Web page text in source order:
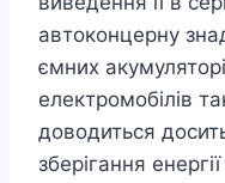
автоконцерну
ємних
електромобілів
доводиться
зберігання